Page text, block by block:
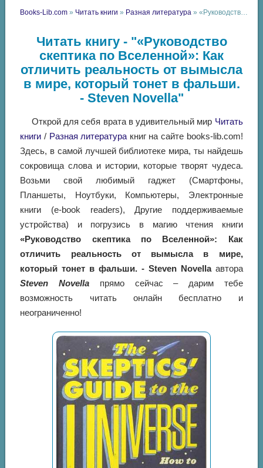
Books-Lib.com » Читать книги » Разная литература » «Руководство скептика по Вселенной»: Как отличить реальность от вымысла в мире, который тонет в фальши. - Steven Novella
Читать книгу - "«Руководство
скептика по Вселенной»: Как
отличить реальность от вымысла
в мире, который тонет в фальши.
- Steven Novella"
Открой для себя врата в удивительный мир Читать
книги / Разная литература книг на сайте books-lib.com!
Здесь, в самой лучшей библиотеке мира, ты найдешь
сокровища слова и истории, которые творят чудеса.
Возьми свой любимый гаджет (Смартфоны,
Планшеты, Ноутбуки, Компьютеры, Электронные
книги (e-book readers), Другие поддерживаемые
устройства) и погрузись в магию чтения книги
«Руководство скептика по Вселенной»: Как
отличить реальность от вымысла в мире,
который тонет в фальши. - Steven Novellaавтора
Steven Novella прямо сейчас – дарим тебе
возможность читать онлайн бесплатно и
неограниченно!